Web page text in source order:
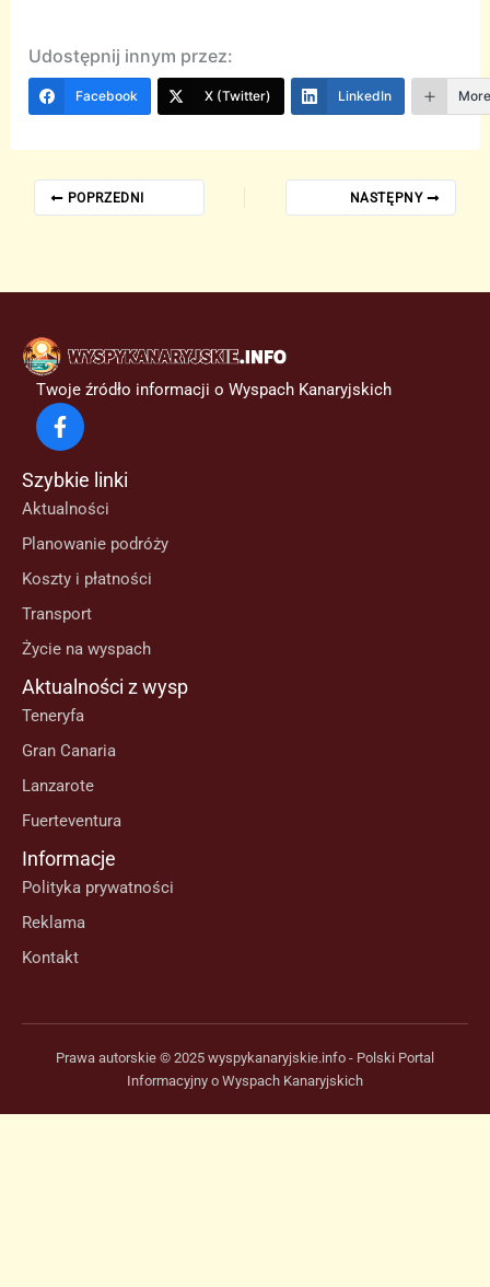
Udostępnij innym przez:
Facebook X (Twitter) LinkedIn
POPRZEDNI NASTĘPNY
Twoje źródło informacji o Wyspach Kanaryjskich
Szybkie linki
Aktualności
Planowanie podróży
Koszty i płatności
Transport
Życie na wyspach
Aktualności z wysp
Teneryfa
Gran Canaria
Lanzarote
Fuerteventura
Informacje
Polityka prywatności
Reklama
Kontakt
Prawa autorskie © 2025 wyspykanaryjskie.info - Polski Portal
Informacyjny o Wyspach Kanaryjskich